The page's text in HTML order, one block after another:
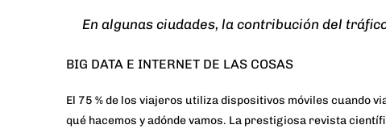
En algunas ciudades, la contribución del
BIG DATA E INTERNET DE LAS COSAS
El 75 % de los viajeros utiliza dispositivos móviles cuando
qué hacemos y adónde vamos. La prestigiosa revista